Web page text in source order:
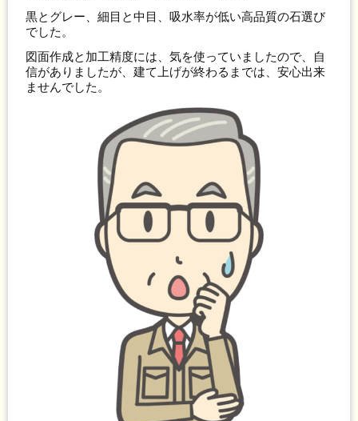
黒とグレー、細目と中目、吸水率が低い高品質の石選び
でした。
図面作成と加工精度には、気を使っていましたので、自
信がありましたが、建て上げが終わるまでは、安心出来
ませんでした。